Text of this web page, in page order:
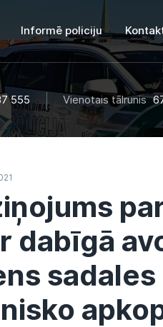
Informē policiju
555 Vienotais tālrunis
dabīgā